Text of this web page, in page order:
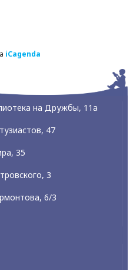
iCagenda
на Дружбы, 11а
47
35
3
6/3